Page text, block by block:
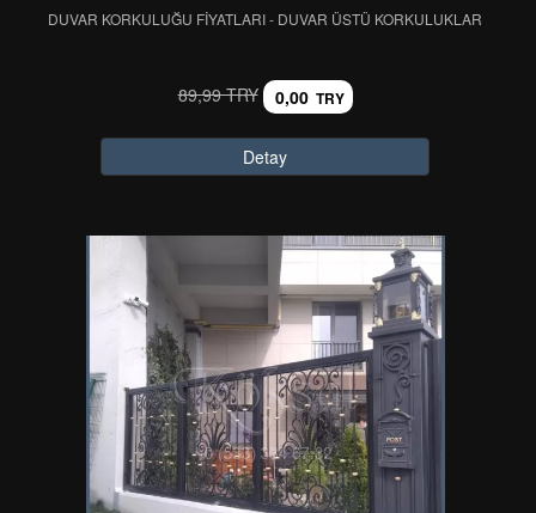
DUVAR KORKULUĞU FİYATLARI - DUVAR ÜSTÜ KORKULUKLAR
89,99 TRY 0,00 TRY
Detay